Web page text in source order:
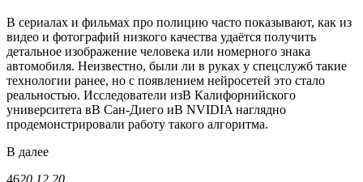
В сериалах и фильмах про полицию часто показывают, как из
видео и фотографий низкого качества удаётся получить
детальное изображение человека или номерного знака
автомобиля. Неизвестно, были ли в руках у спецслужб такие
технологии ранее, но с появлением нейросетей это стало
реальностью. Исследователи изВ Калифорнийского
университета вВ Сан-Диего иВ NVIDIA наглядно
продемонстрировали работу такого алгоритма.
В далее